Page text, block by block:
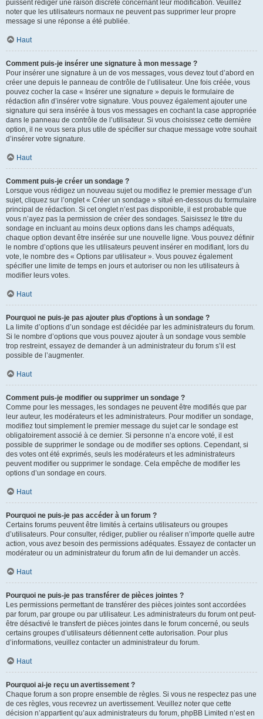
puissent rédiger une raison discrète concernant leur modification. Veuillez
noter que les utilisateurs normaux ne peuvent pas supprimer leur propre
message si une réponse a été publiée.
Haut
Comment puis-je insérer une signature à mon message ?
Pour insérer une signature à un de vos messages, vous devez tout d’abord en
créer une depuis le panneau de contrôle de l’utilisateur. Une fois créée, vous
pouvez cocher la case « Insérer une signature » depuis le formulaire de
rédaction afin d’insérer votre signature. Vous pouvez également ajouter une
signature qui sera insérée à tous vos messages en cochant la case appropriée
dans le panneau de contrôle de l’utilisateur. Si vous choisissez cette dernière
option, il ne vous sera plus utile de spécifier sur chaque message votre souhait
d’insérer votre signature.
Haut
Comment puis-je créer un sondage ?
Lorsque vous rédigez un nouveau sujet ou modifiez le premier message d’un
sujet, cliquez sur l’onglet « Créer un sondage » situé en-dessous du formulaire
principal de rédaction. Si cet onglet n’est pas disponible, il est probable que
vous n’ayez pas la permission de créer des sondages. Saisissez le titre du
sondage en incluant au moins deux options dans les champs adéquats,
chaque option devant être insérée sur une nouvelle ligne. Vous pouvez définir
le nombre d’options que les utilisateurs peuvent insérer en modifiant, lors du
vote, le nombre des « Options par utilisateur ». Vous pouvez également
spécifier une limite de temps en jours et autoriser ou non les utilisateurs à
modifier leurs votes.
Haut
Pourquoi ne puis-je pas ajouter plus d’options à un sondage ?
La limite d’options d’un sondage est décidée par les administrateurs du forum.
Si le nombre d’options que vous pouvez ajouter à un sondage vous semble
trop restreint, essayez de demander à un administrateur du forum s’il est
possible de l’augmenter.
Haut
Comment puis-je modifier ou supprimer un sondage ?
Comme pour les messages, les sondages ne peuvent être modifiés que par
leur auteur, les modérateurs et les administrateurs. Pour modifier un sondage,
modifiez tout simplement le premier message du sujet car le sondage est
obligatoirement associé à ce dernier. Si personne n’a encore voté, il est
possible de supprimer le sondage ou de modifier ses options. Cependant, si
des votes ont été exprimés, seuls les modérateurs et les administrateurs
peuvent modifier ou supprimer le sondage. Cela empêche de modifier les
options d’un sondage en cours.
Haut
Pourquoi ne puis-je pas accéder à un forum ?
Certains forums peuvent être limités à certains utilisateurs ou groupes
d’utilisateurs. Pour consulter, rédiger, publier ou réaliser n’importe quelle autre
action, vous avez besoin des permissions adéquates. Essayez de contacter un
modérateur ou un administrateur du forum afin de lui demander un accès.
Haut
Pourquoi ne puis-je pas transférer de pièces jointes ?
Les permissions permettant de transférer des pièces jointes sont accordées
par forum, par groupe ou par utilisateur. Les administrateurs du forum ont peut-
être désactivé le transfert de pièces jointes dans le forum concerné, ou seuls
certains groupes d’utilisateurs détiennent cette autorisation. Pour plus
d’informations, veuillez contacter un administrateur du forum.
Haut
Pourquoi ai-je reçu un avertissement ?
Chaque forum a son propre ensemble de règles. Si vous ne respectez pas une
de ces règles, vous recevrez un avertissement. Veuillez noter que cette
décision n’appartient qu’aux administrateurs du forum, phpBB Limited n’est en